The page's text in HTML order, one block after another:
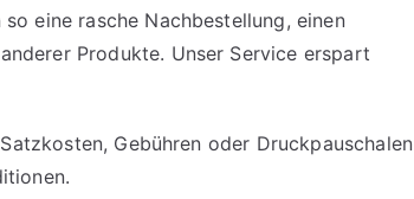
eine rasche Nachbestellung, einen
Produkte. Unser Service erspart
Gebühren oder Druckpauschalen